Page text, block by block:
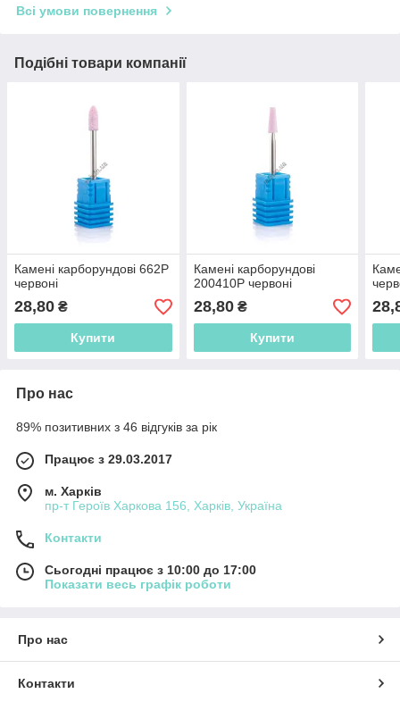
Всі умови повернення
Подібні товари компанії
Камені карборундові 662P
червоні
28,80 ₴
Купити
Камені карборундові
200410P червоні
28,80₴
Купити
Про нас
89% позитивних з 46 відгуків за рік
Працює з 29.03.2017
м. Харків
пр-т Героїв Харкова 156, Харків, Україна
Контакти
Сьогодні працює з 10:00 до 17:00
Показати весь графік роботи
Про нас
Контакти